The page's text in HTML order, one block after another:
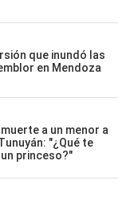
que inundó las
en Mendoza
a un menor a
"¿Qué te
princeso?"